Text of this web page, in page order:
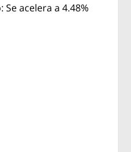
Se acelera a 4.48%